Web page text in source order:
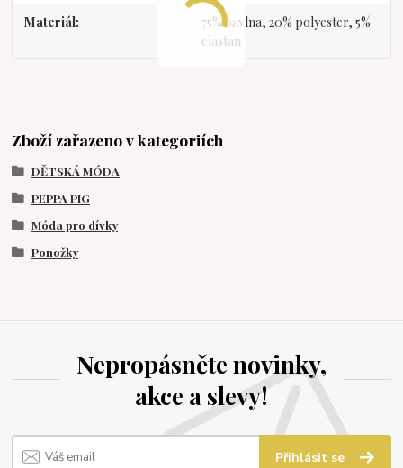
Materiál
75% bavlna, 20% polyester, 5%
elastan
Zboží zařazeno v kategoriích
DĚTSKÁ MÓDA
PEPPA PIG
Móda pro dívky
Ponožky
Nepropásněte novinky,
akce a slevy!
Přihlásit se